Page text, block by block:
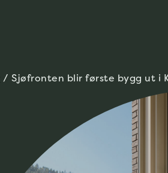
/ Sjøfronten blir første bygg ut i